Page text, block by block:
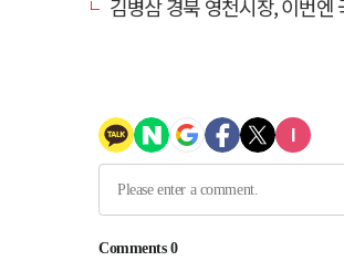
김병삼 경북 영천시장, 이번엔 국회 공략…'마